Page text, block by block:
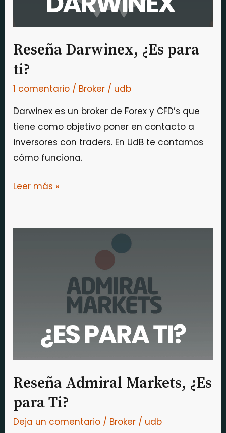
Reseña Darwinex, ¿Es para
ti?
1 comentario / Broker / udb
Darwinex es un broker de Forex y CFD’s que
tiene como objetivo poner en contacto a
inversores con traders. En UdB te contamos
cómo funciona.
Leer más »
Reseña Admiral Markets, ¿Es
para Ti?
Deja un comentario / Broker / udb